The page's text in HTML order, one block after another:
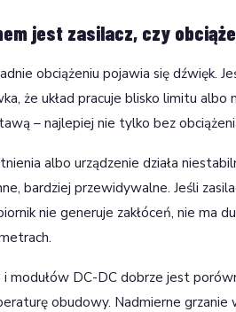
jest zasilacz, czy
obciążeniu pojawia się dźwięk.
że układ pracuje blisko limitu
– najlepiej nie tylko bez
albo urządzenie działa
bardziej przewidywalne. Jeśli
nie generuje zakłóceń, nie ma
modułów DC-DC dobrze jest
obudowy. Nadmierne grzanie